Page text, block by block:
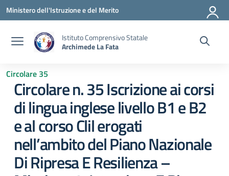
Vai ai contenuti
Vai al menu di navigazione
Vai al footer
Ministero dell'Istruzione e del Merito
Istituto Comprensivo Statale
Archimede La Fata
Circolare 35
Circolare n. 35 Iscrizione ai corsi
di lingua inglese livello B1 e B2
e al corso Clil erogati
nell’ambito del Piano Nazionale
Di Ripresa E Resilienza –